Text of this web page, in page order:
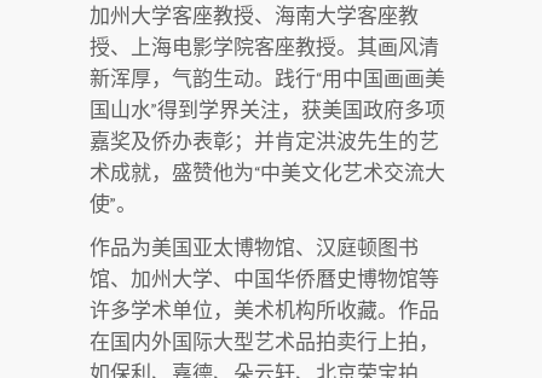
加州大学客座教授、海南大学客座教
授、上海电影学院客座教授。其画风清
新浑厚，气韵生动。践行“用中国画画美
国山水”得到学界关注，获美国政府多项
嘉奖及侨办表彰；并肯定洪波先生的艺
术成就，盛赞他为“中美文化艺术交流大
使”。
作品为美国亚太博物馆、汉庭顿图书
馆、加州大学、中国华侨曆史博物馆等
许多学术单位，美术机构所收藏。作品
在国内外国际大型艺术品拍卖行上拍，
如保利、嘉德、朵云轩、北京荣宝拍